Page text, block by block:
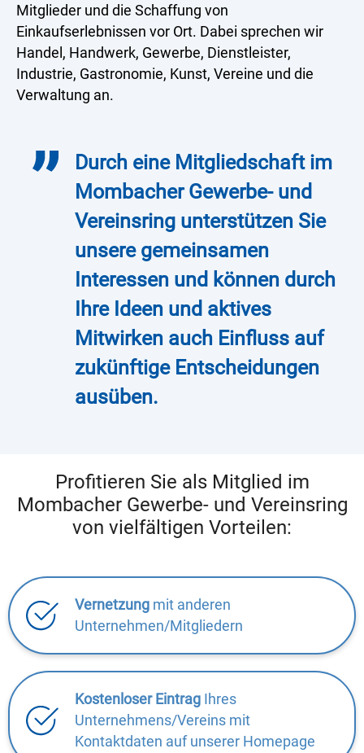
Mitglieder und die Schaffung von
Einkaufserlebnissen vor Ort. Dabei sprechen wir
Handel, Handwerk, Gewerbe, Dienstleister,
Industrie, Gastronomie, Kunst, Vereine und die
Verwaltung an.
Durch eine Mitgliedschaft im
Mombacher Gewerbe- und
Vereinsring unterstützen Sie
unsere gemeinsamen
Interessen und können durch
Ihre Ideen und aktives
Mitwirken auch Einfluss auf
zukünftige Entscheidungen
ausüben.
Profitieren Sie als Mitglied im
Mombacher Gewerbe- und Vereinsring
von vielfältigen Vorteilen:
Vernetzung mit anderen
Unternehmen/Mitgliedern
Kostenloser Eintrag Ihres
Unternehmens/Vereins mit
Kontaktdaten auf unserer Homepage